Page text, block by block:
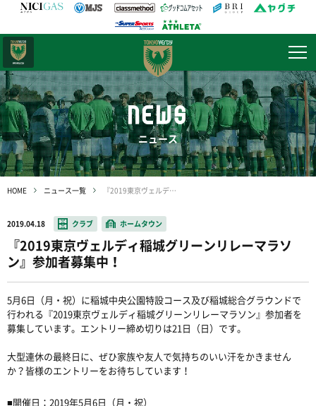
NEWS
ニュース
HOME ニュース一覧 『2019東京ヴェルディ稲城グリーンリレーマラソン』参加者募集中！
2019.04.18 クラブ ホームタウン
『2019東京ヴェルディ稲城グリーンリレーマラソ
ン』参加者募集中！
5月6日（月・祝）に稲城中央公園特設コース及び稲城総合グラウンドで
行われる『2019東京ヴェルディ稲城グリーンリレーマラソン』参加者を
募集しています。エントリー締め切りは21日（日）です。
大型連休の最終日に、ぜひ家族や友人で気持ちのいい汗をかきません
か？皆様のエントリーをお待ちしています！
■開催日：2019年5月6日（月・祝）